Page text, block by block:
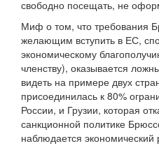
свободно посещать, не
Миф о том, что требования
желающим вступить в ЕС,
экономическому
членству), оказывается
видеть на примере двух
присоединилась к 80%
России, и Грузии, которая
санкционной политике
наблюдается